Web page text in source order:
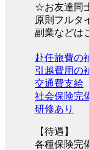
☆お友達同
原則フルタ
副業などは
赴任旅費の
引越費用の
交通費支給
社会保険完
研修あり
【待遇】
各種保険完